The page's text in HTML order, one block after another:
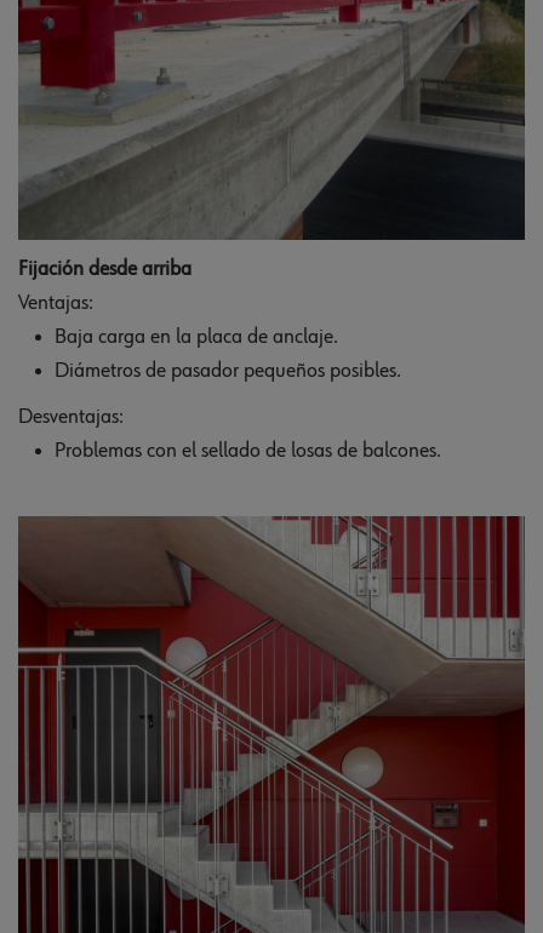
Fijación desde arriba
Ventajas:
Baja carga en la placa de anclaje.
Diámetros de pasador pequeños posibles.
Desventajas:
Problemas con el sellado de losas de balcones.